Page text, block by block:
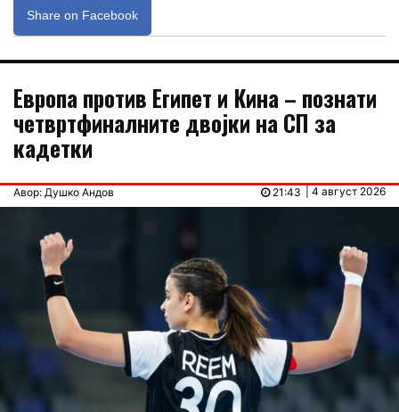
Share on Facebook
Европа против Египет и Кина – познати
четвртфиналните двојки на СП за
кадетки
Авор: Душко Андов | 4 август 2026
21:43